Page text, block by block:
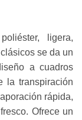
ligera,
se da un
a cuadros
la transpiración
rápida,
Ofrece un